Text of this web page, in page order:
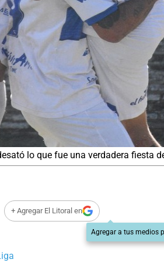
lo que fue una verdadera fiesta
+ Agregar El Litoral en
Agregar a tus medios